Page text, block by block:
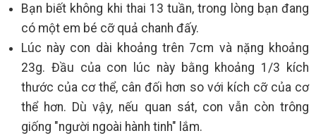
Bạn biết không khi thai 13 tuần, trong lòng bạn đang
có một em bé cỡ quả chanh đấy.
Lúc này con dài khoảng trên 7cm và nặng khoảng
23g. Đầu của con lúc này bằng khoảng 1/3 kích
thước của cơ thể, cân đối hơn so với kích cỡ của cơ
thể hơn. Dù vậy, nếu quan sát, con vẫn còn trông
giống "người ngoài hành tinh" lắm.